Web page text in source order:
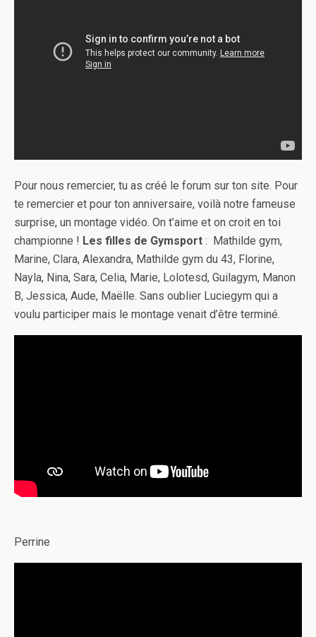
Pour nous remercier, tu as créé le forum sur ton site. Pour
te remercier et pour ton anniversaire, voilà notre fameuse
surprise, un montage vidéo. On t’aime et on croit en toi
championne ! Les filles de Gymsport : Mathilde gym,
Marine, Clara, Alexandra, Mathilde gym du 43, Florine,
Nayla, Nina, Sara, Celia, Marie, Lolotesd, Guilagym, Manon
B, Jessica, Aude, Maëlle. Sans oublier Luciegym qui a
voulu participer mais le montage venait d’être terminé.
Perrine